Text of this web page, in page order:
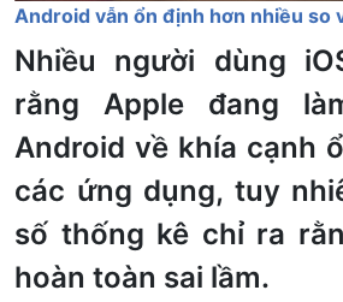
Android vẫn ổn định hơn nhiều so
Nhiều người dùng
rằng Apple đang
Android về khía cạnh
các ứng dụng, tuy
số thống kê chỉ ra
hoàn toàn sai lầm.